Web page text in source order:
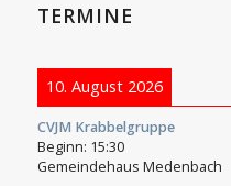
TERMINE
10. August 2026
CVJM Krabbelgruppe
Beginn: 15:30
Gemeindehaus Medenbach